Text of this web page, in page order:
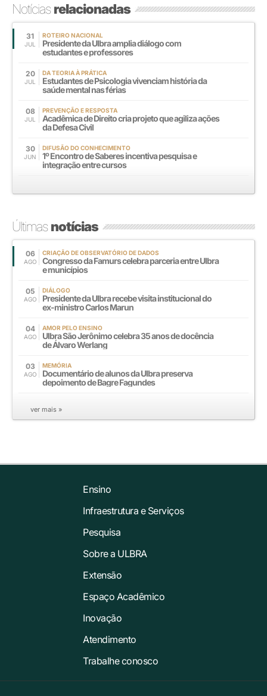
Notíciasrelacionadas
31
JUL
ROTEIRO NACIONAL
Presidente da Ulbra amplia diálogo com
estudantes e professores
20
JUL
DA TEORIA À PRÁTICA
Estudantes de Psicologia vivenciam história da
saúde mental nas férias
08
JUL
PREVENÇÃO E RESPOSTA
Acadêmica de Direito cria projeto que agiliza ações
da Defesa Civil
30
JUN
DIFUSÃO DO CONHECIMENTO
1º Encontro de Saberes incentiva pesquisa e
integração entre cursos
Últimasnotícias
06
AGO
CRIAÇÃO DE OBSERVATÓRIO DE DADOS
Congresso da Famurs celebra parceria entre Ulbra
e municípios
05
AGO
DIÁLOGO
Presidente da Ulbra recebe visita institucional do
ex-ministro Carlos Marun
04
AGO
AMOR PELO ENSINO
Ulbra São Jerônimo celebra 35 anos de docência
de Álvaro Werlang
03
AGO
MEMÓRIA
Documentário de alunos da Ulbra preserva
depoimento de Bagre Fagundes
ver mais »
Ensino
Infraestrutura e Serviços
Pesquisa
Sobre a ULBRA
Extensão
Espaço Acadêmico
Inovação
Atendimento
Trabalhe conosco